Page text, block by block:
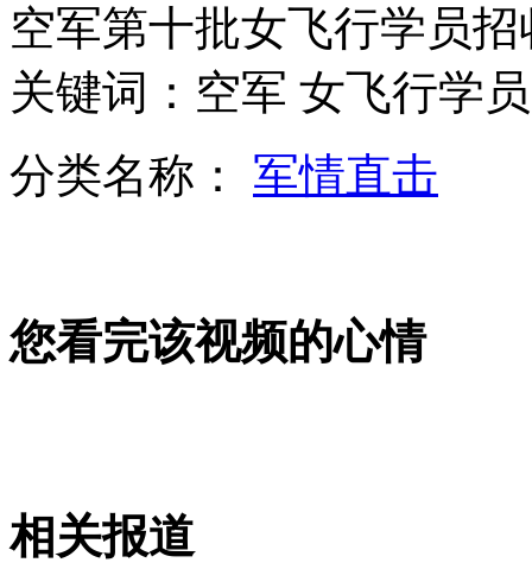
江西母猪产下罕见“双头小猪”
无痛分娩是否安全 医生回应
空军第十批女飞行学员
关键词：空军 女飞行学
分类名称： 军情直击
您看完该视频的心情
相关报道